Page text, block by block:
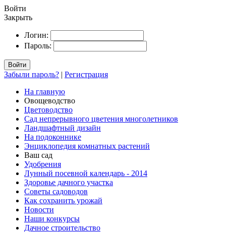
Войти
Закрыть
Логин:
Пароль:
Войти
Забыли пароль? | Регистрация
На главную
Овощеводство
Цветоводство
Сад непрерывного цветения многолетников
Ландшафтный дизайн
На подоконнике
Энциклопедия комнатных растений
Ваш сад
Удобрения
Лунный посевной календарь - 2014
Здоровье дачного участка
Советы садоводов
Как сохранить урожай
Новости
Наши конкурсы
Дачное строительство